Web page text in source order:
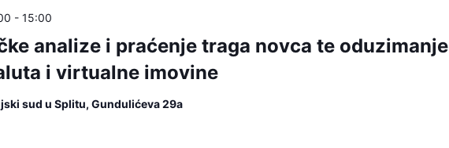
analize i praćenje traga novca te oduzimanje
i virtualne imovine
- 15:00
sud u Splitu, Gundulićeva 29a